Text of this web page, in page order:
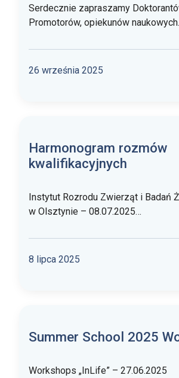
Serdecznie zapraszamy
Promotorów, opiekunów
26 września 2025
Harmonogram rozmów
kwalifikacyjnych
Instytut Rozrodu Zwierząt i Badań
w Olsztynie – 08.07.2025…
8 lipca 2025
Summer School 2025
Workshops „InLife” – 27.06.2025